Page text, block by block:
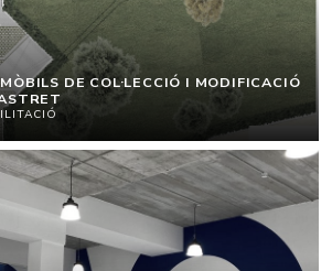
DE COL·LECCIÓ I MODIFICACIÓ